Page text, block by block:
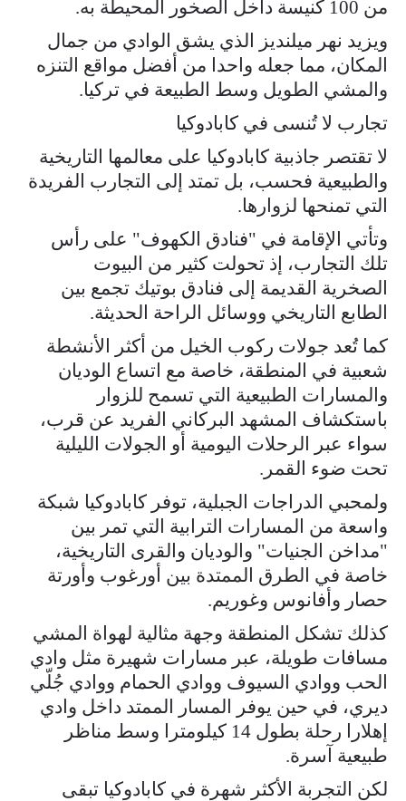
من 100 كنيسة داخل الصخور المحيطة به.
ويزيد نهر ميلنديز الذي يشق الوادي من جمال
المكان، مما جعله واحدا من أفضل مواقع التنزه
والمشي الطويل وسط الطبيعة في تركيا.
تجارب لا تُنسى في كابادوكيا
لا تقتصر جاذبية كابادوكيا على معالمها التاريخية
والطبيعية فحسب، بل تمتد إلى التجارب الفريدة
التي تمنحها لزوارها.
وتأتي الإقامة في "فنادق الكهوف" على رأس
تلك التجارب، إذ تحولت كثير من البيوت
الصخرية القديمة إلى فنادق بوتيك تجمع بين
الطابع التاريخي ووسائل الراحة الحديثة.
كما تُعد جولات ركوب الخيل من أكثر الأنشطة
شعبية في المنطقة، خاصة مع اتساع الوديان
والمسارات الطبيعية التي تسمح للزوار
باستكشاف المشهد البركاني الفريد عن قرب،
سواء عبر الرحلات اليومية أو الجولات الليلية
تحت ضوء القمر.
ولمحبي الدراجات الجبلية، توفر كابادوكيا شبكة
واسعة من المسارات الترابية التي تمر بين
"مداخن الجنيات" والوديان والقرى التاريخية،
خاصة في الطرق الممتدة بين أورغوب وأورتة
حصار وأفانوس وغوريم.
كذلك تشكل المنطقة وجهة مثالية لهواة المشي
مسافات طويلة، عبر مسارات شهيرة مثل وادي
الحب ووادي السيوف ووادي الحمام ووادي جُلّي
ديري، في حين يوفر المسار الممتد داخل وادي
إهلارا رحلة بطول 14 كيلومترا وسط مناظر
طبيعية آسرة.
لكن التجربة الأكثر شهرة في كابادوكيا تبقى